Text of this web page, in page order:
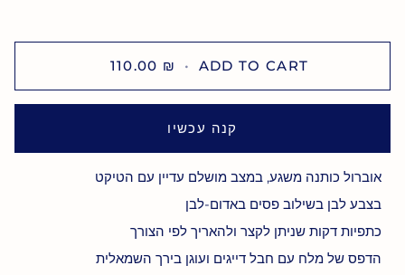
ADD TO CART
•
110.00 ₪
קנה עכשיו
אוברול כותנה משגע, במצב מושלם עדיין עם הטיקט
בצבע לבן בשילוב פסים באדום-לבן
כתפיות דקות שניתן לקצר ולהאריך לפי הצורך
הדפס של מלח עם חבל דייגים ועוגן בירך השמאלית